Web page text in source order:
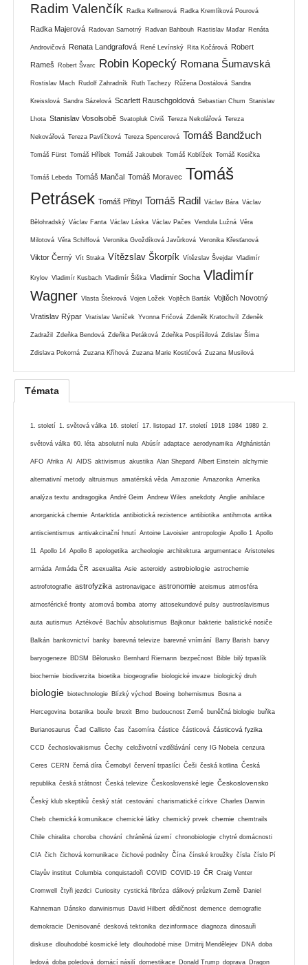
Radim Valenčík Radka Kellnerová Radka Kremlíková Pourová
Radka Majerová Radovan Samotný Radvan Bahbouh Rastislav Maďar Renáta
Androvičová Renata Landgrafová René Levínský Rita Kočárová Robert
Rameš Robert Švarc Robin Kopecký Romana Šumavská
Rostislav Mach Rudolf Zahradník Ruth Tachezy Růžena Dostálová Sandra
Kreisslová Sandra Sázelová Scarlett Rauschgoldová Sebastian Chum Stanislav
Lhota Stanislav Vosolsobě Svatopluk Civiš Tereza Nekolářová Tereza
Nekovářová Tereza Pavlíčková Tereza Spencerová Tomáš Bandžuch
Tomáš Fürst Tomáš Hříbek Tomáš Jakoubek Tomáš Koblížek Tomáš Kosička
Tomáš Lebeda Tomáš Mančal Tomáš Moravec Tomáš
Petrásek Tomáš Přibyl Tomáš Radil Václav Bára Václav
Bělohradský Václav Fanta Václav Láska Václav Pačes Vendula Lužná Věra
Milotová Věra Schiffová Veronika Gvoždíková Javůrková Veronika Křesťanová
Viktor Černý Vít Straka Vítězslav Škorpík Vítězslav Švejdar Vladimír
Krylov Vladimír Kusbach Vladimír Šiška Vladimír Socha Vladimír
Wagner Vlasta Štekrová Vojen Ložek Vojtěch Barták Vojtěch Novotný
Vratislav Rýpar Vratislav Vaníček Yvonna Fričová Zdeněk Kratochvíl Zdeněk
Zadražil Zdeňka Bendová Zdeňka Petáková Zdeňka Pospíšilová Zdislav Šíma
Zdislava Pokorná Zuzana Kříhová Zuzana Marie Kostićová Zuzana Musilová
Témata
1. století 1. světová válka 16. století 17. listopad 17. století 1918 1984 1989 2.
světová válka 60. léta absolutní nula Abúsír adaptace aerodynamika Afghánistán
AFO Afrika AI AIDS aktivismus akustika Alan Shepard Albert Einstein alchymie
alternativní metody altruismus amatérská věda Amazonie Amazonka Amerika
analýza textu andragogika André Geim Andrew Wiles anekdoty Anglie anihilace
anorganická chemie Antarktida antibiotická rezistence antibiotika antihmota antika
antiscientismus antivakcinační hnutí Antoine Lavoisier antropologie Apollo 1 Apollo
11 Apollo 14 Apollo 8 apologetika archeologie architektura argumentace Aristoteles
armáda Armáda ČR asexualita Asie asteroidy astrobiologie astrochemie
astrofotografie astrofyzika astronavigace astronomie ateismus atmosféra
atmosférické fronty atomová bomba atomy attosekundové pulsy austroslavismus
auta autismus Aztékové Bachův absolutismus Bajkonur bakterie balistické nosiče
Balkán bankovnictví banky barevná televize barevné vnímání Barry Barish barvy
baryogeneze BDSM Bělorusko Bernhard Riemann bezpečnost Bible bilý trpaslík
biochemie biodiverzita bioetika biogeografie biologické invaze biologický druh
biologie biotechnologie Blízký východ Boeing bohemismus Bosna a
Hercegovina botanika bouře brexit Brno budoucnost Země buněčná biologie buňka
Burianosaurus Čad Callisto čas časomíra částice částicová částicová fyzika
CCD čechoslovakismus Čechy celoživotní vzdělávání ceny IG Nobela cenzura
Ceres CERN černá díra Černobyl červení trpaslíci Češi česká kotlina Česká
republika česká státnost Česká televize Československé legie Československo
Český klub skeptiků český stát cestování charismatické církve Charles Darwin
Cheb chemická komunikace chemické látky chemický prvek chemie chemtrails
Chile chiralita choroba chování chráněná území chronobiologie chytré domácnosti
CIA čich čichová komunikace čichové podněty Čína čínské kroužky čísla číslo Pí
Clayův institut Columbia conquistadoři COVID COVID-19 ČR Craig Venter
Cromwell čtyři jezdci Curiosity cystická fibróza dálkový průzkum Země Daniel
Kahneman Dánsko darwinismus David Hilbert dědičnost demence demografie
demokracie Denisované desková tektonika dezinformace diagnoza dinosauři
diskuse dlouhodobé kosmické lety dlouhodobé mise Dmitrij Mendělejev DNA doba
ledová doba poledová domácí násilí domestikace Donald Trump doprava Dragon